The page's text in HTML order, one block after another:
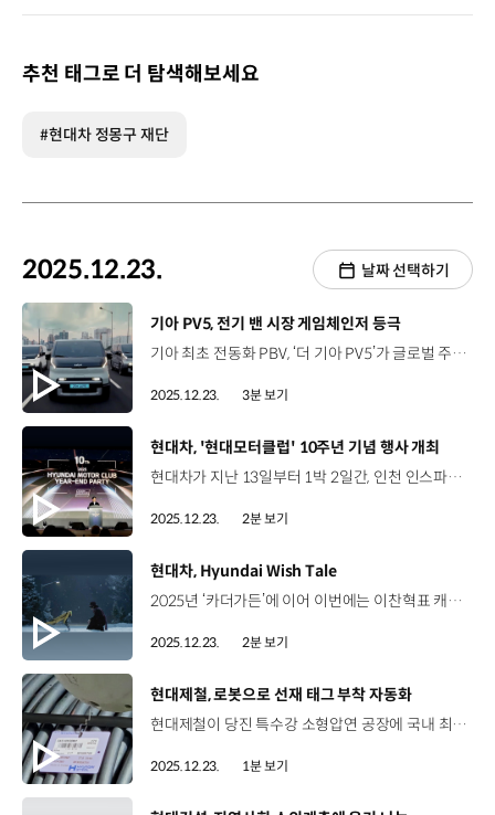
추천 태그로 더 탐색해보세요
#현대차 정몽구 재단
2025.12.23. 날짜 선택하기
[동영상]
기아 PV5, 전기 밴 시장 게임체인저 등극
기아 최초 전동화 PBV, ‘더 기아 PV5’가 글로벌 주요 어워즈에서 연이어 수상하며 전기 밴 시장의 게임체인저로 등극했습니다. PV5는 유럽의 유력 매체 일렉트리파잉닷컴, 뉴스 UK, 파커스 등이 각각 주관한 어워즈에서 모두 ‘올해의 밴’에 선정되는 쾌거를 안았는데요. "매체들은 “전기 밴 시장에 새로운 장을 여는 모델”, “유럽 경상용차 시장의 혁신을 선도할 모델”이라 호평하며," 넉넉한 1회 충전 주행거리를 비롯해 전동화 상품성과 운전 및 적재 편의성, 경제성 등을 높게 평가했습니다. PV5는 지난달 심사위원 전원 일치로 ‘세계 올해의 밴’에 선정된 이후, 탑기어 ‘올해의 패밀리카’와 왓 밴 ‘올해의 밴’ 등 주요 어워즈를 잇달아 석권했습니다. 경상용차 본고장인 유럽에서 출시 첫해부터 폭넓은 호평을 받은 배경에는 고객 중심의 목적 기반 설계가 반영된 결과로 분석되는데요, 기아는 개발 초기부터 전 세계 100여 개 고객사 등 잠재 고객과 협업해 1,000여 개의 사용 시나리오를 검증하고, 이를 통해 E-GMP.S, 플렉시블 바디 시스템, AAOS 등 차별화된 기술을 개발해 PV5에 적용했습니다. 기아는 앞으로, PV5의 다양한 파생 모델을 순차적으로 선보이고 고객의 목소리를 지속적으로 수렴해 모빌리티 혁신을 선도해 나갈 계획입니다.
2025.12.23. 3분 보기
[동영상]
현대차, '현대모터클럽' 10주년 기념 행사 개최
현대차가 지난 13일부터 1박 2일간, 인천 인스파이어 엔터테인먼트 리조트에서 ‘현대모터클럽’ 출범 10주년 기념 행사를 진행했습니다. ‘현대모터클럽’은 2015년 시작된 공식 브랜드 팬덤으로, 현재는 약 12만 4천여 명이 왕성한 활동을 이어가고 있습니다. 이번 행사에는 현대모터클럽 우수 활동 회원과 현대모터클럽 재팬 회원 등 약 300명이 참가했는데요. 10주년 기념 헤리티지 공모 사진 전시, 2025년 우수 활동 회원 시상 등 다채로운 프로그램이 진행돼 참가자들의 호응을 얻었습니다. 현대모터클럽은 아마추어 레이싱팀 운영, 사회공헌 활동 등을 통해 건전한 자동차 팬덤 문화를 선도해 왔는데요. 현대차는 현대모터클럽의 활동을 지원하고, 고객의 피드백을 제품과 서비스 개발에 활용하는 선순환 체계를 구축해왔습니다. 현대차는 앞으로도 현대모터클럽이 ‘글로벌 현대차 브랜드 팬덤’을 이끄는 중심 플랫폼이 되도록 지속적으로 지원해 나갈 예정입니다.
2025.12.23. 2분 보기
[동영상]
현대차, Hyundai Wish Tale
2025년 ‘카더가든’에 이어 이번에는 이찬혁표 캐럴이다! 2026 카운트다운 캠페인 'Hyundai Wish Tale’ 2011년부터 15회째를 맞은 현대차의 대표 연말 캠페인 ‘소망이 우리를 나아가게 한다’를 주제로 ‘악뮤(AKMU)의 이찬혁’과 ‘The Snowish Man’ 공개 이찬혁 / 가수 / 악뮤(AKMU) 눈사람 마법사와 그의 친구 스팟은 사람들의 소원을 이뤄주기로 했어요출근길이 좀 즐거웠으면 (자막) 출근길이 즐거웠으면 좋겠어요아빠가 무사히 돌아오기를... 새해 소망을 이뤄주는 로봇 ‘스팟’과 이찬혁의 동화 같은 이야기 12월 10일 게시 후, 조회수 약 153만 회, 댓글 1,600여 개 폭발적 반응! 공식 음원으로 나왔으면 좋겠어요! 노래 들으러 왔다가, 영상보고 감동 받아서 펑펑 울었어요현대차는 차만 만드는 줄 알았는데… 예술을 하는 회사였네 -기술에 감성까지 얹을수 있는 현대차에 놀랐습니다현대차의 기술력 덕분에 더 좋아질 세상이 기대됩니다 현대차 유튜브 등을 통해 12월 31일 자정 ‘Wish 카운트다운 필름’ 공개 예정Wish 카운트다운 필름 1,500대 드론을 통해 ‘아틀라스’의 역동적인 퍼포먼스를 구현 현대차가 꿈꾸는 ‘Progress for Humanity’를 느낄 수 있는 캠페인 “모든 사람의 새해 소망이 이뤄지기를 기원합니다”
2025.12.23. 2분 보기
[동영상]
현대제철, 로봇으로 선재 태그 부착 자동화
현대제철이 당진 특수강 소형압연 공장에 국내 최초로 ‘선재 태깅 로봇’을 도입해 운용을 시작했습니다. ‘선재 태깅 로봇’은 선재 코일 출하 라인에 제품 이력·규격 등의 정보를 담은 태그를 자동으로 부착하는 로봇인데요. 로봇 기반 무인·자동화로 태그 오부착으로 인한 강종 혼재 등의 작업 오류를 최소화하고, 현장 안전도 개선할 것으로 기대를 모으고 있습니다. 현대제철은 이를 위해 이탈리아의 철강산업 자동화 전문기업 ‘폴리텍’과 협업해 약 2년에 걸쳐 시스템을 설계하고, 현장 배치를 완료했는데요. 앞으로도, 글로벌 철강산업 트렌드에 발맞춰 로봇 관련 투자를 지속적으로 확대하며 공정 스마트화에 속도를 낼 계획입니다.
2025.12.23. 1분 보기